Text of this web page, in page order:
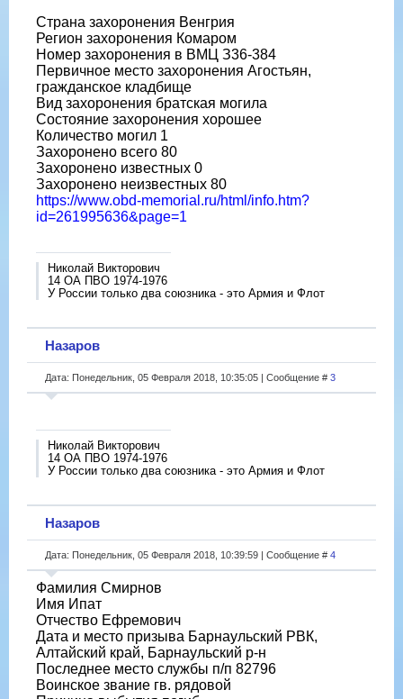
Страна захоронения Венгрия
Регион захоронения Комаром
Номер захоронения в ВМЦ З36-384
Первичное место захоронения Агостьян,
гражданское кладбище
Вид захоронения братская могила
Состояние захоронения хорошее
Количество могил 1
Захоронено всего 80
Захоронено известных 0
Захоронено неизвестных 80
https://www.obd-memorial.ru/html/info.htm?
id=261995636&page=1
Николай Викторович
14 ОА ПВО 1974-1976
У России только два союзника - это Армия и Флот
Назаров
Дата: Понедельник, 05 Февраля 2018, 10:35:05 | Сообщение # 3
Николай Викторович
14 ОА ПВО 1974-1976
У России только два союзника - это Армия и Флот
Назаров
Дата: Понедельник, 05 Февраля 2018, 10:39:59 | Сообщение # 4
Фамилия Смирнов
Имя Ипат
Отчество Ефремович
Дата и место призыва Барнаульский РВК,
Алтайский край, Барнаульский р-н
Последнее место службы п/п 82796
Воинское звание гв. рядовой